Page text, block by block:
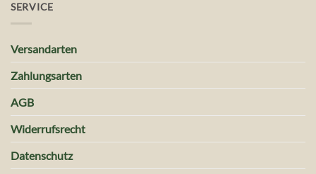
SERVICE
Versandarten
Zahlungsarten
AGB
Widerrufsrecht
Datenschutz